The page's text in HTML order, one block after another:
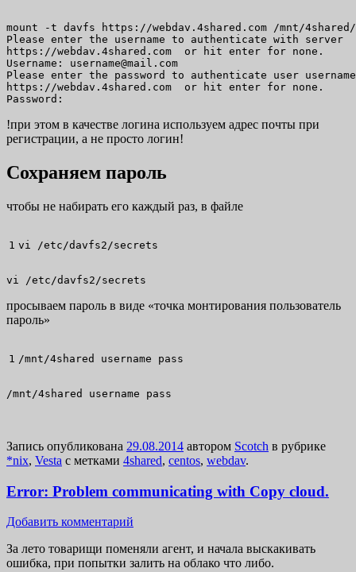
mount -t davfs https://webdav.4shared.com /mnt/4shared/
Please enter the username to authenticate with server
https://webdav.4shared.com  or hit enter for none.
Username: username@mail.com
Please enter the password to authenticate user
https://webdav.4shared.com  or hit enter for none.
Password:
!при этом в качестве логина используем адрес почты при
регистрации, а не просто логин!
Сохраняем пароль
чтобы не набирать его каждый раз, в файле
vi /etc /davfs2 /secrets
vi /etc/davfs2/secrets
просываем пароль в виде «точка монтирования пользователь
пароль»
/mnt /4shared username pass
/mnt/4shared username pass
Запись опубликована 29.08.2014 автором Scotch в рубрике
*nix, Vesta с метками 4shared, centos, webdav.
Error: Problem communicating with Copy cloud.
Добавить комментарий
За лето товарищи поменяли агент, и начала выскакивать
ошибка, при попытки залить на облако что либо.